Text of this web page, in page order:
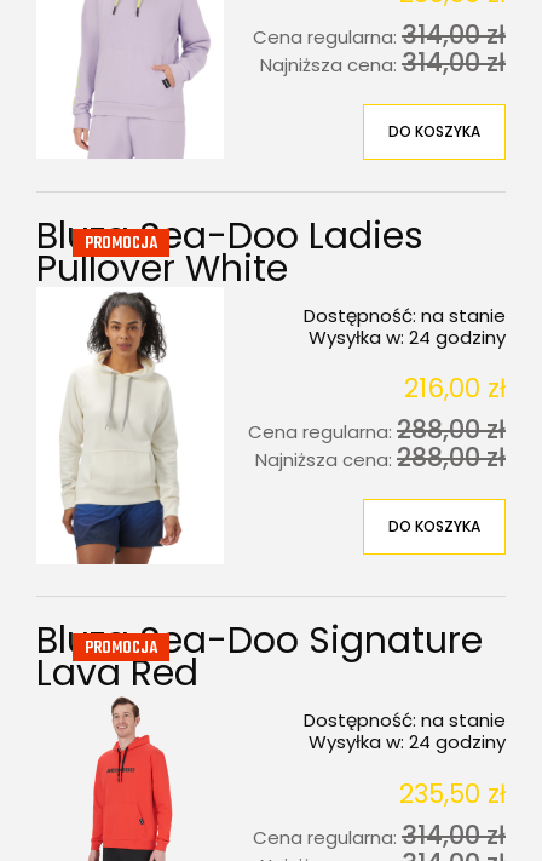
Cena regularna: 314,00 zł
Najniższa cena: 314,00 zł
DO KOSZYKA
Bluza Sea-Doo Ladies
Pullover White
Dostępność: na stanie
Wysyłka w: 24 godziny
216,00 zł
Cena regularna: 288,00 zł
Najniższa cena: 288,00 zł
DO KOSZYKA
PROMOCJA
Bluza Sea-Doo Signature
Lava Red
Dostępność: na stanie
Wysyłka w: 24 godziny
235,50 zł
Cena regularna: 314,00 zł
PROMOCJA